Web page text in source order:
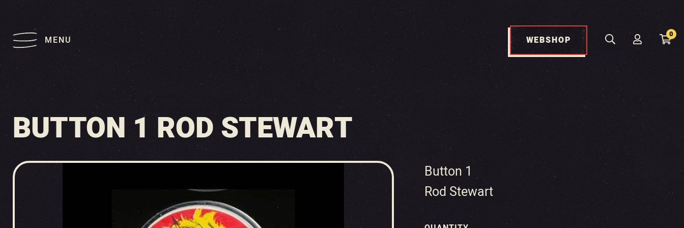
MENU WEBSHOP
0
BUTTON 1 ROD STEWART
Button 1
Rod Stewart